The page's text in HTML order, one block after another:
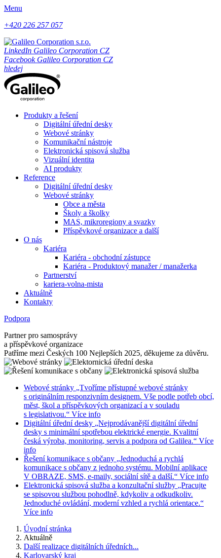
Menu
+420 226 257 057
LinkedIn Galileo Corporation CZ
Facebook Galileo Corporation CZ
hledej
Produkty a řešení
Digitální úřední desky
Webové stránky
Komunikační nástroje
Elektronická spisová služba
Vizuální identita
AI produkty
Reference
Digitální úřední desky
Webové stránky
Obce a města
Školy a školky
MAS, mikroregiony a svazky
Příspěvkové organizace a další
O nás
Kariéra
Kariéra - obchodní zástupce
Kariéra - Produktový manažer / manažerka
Partnerství
kariera-volna-mista
Aktuálně
Kontakty
Podpora
Partner pro samosprávy
a příspěvkové organizace
Patříme mezi Českých 100 Nejlepších 2025, děkujeme za důvěru.
Webové stránky „Tvoříme přístupné webové stránky
s originálním responzivním designem. Vše podle potřeb obcí,
měst, škol a příspěvkových organizací a v souladu
s legislativou.“ Více info
Digitální úřední desky „Nejprodávanější digitální úřední
desky s minimální spotřebou elektrické energie. Kvalitní
česká výroba, monitoring, servis a podpora od Galilea.“ Více
info
Řešení komunikace s občany „Jednoduchá a rychlá
komunikace s občany z jednoho systému. Mobilní aplikace
V OBRAZE, SMS, e-maily, sociální sítě a další.“ Více info
Elektronická spisová služba a konzultační služby „Pracujte
se spisovou službou pohodlně, kdykoliv a odkudkoliv.
Jednoduché ovládání, moderní vzhled a rychlá orientace.“
Více info
Úvodní stránka
Aktuálně
Další realizace digitálních úředních...
Karlovarský kraj